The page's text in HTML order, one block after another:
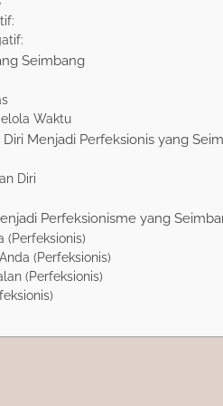
Seimbang
Waktu
Menjadi Perfeksionis yang
Diri
Perfeksionisme yang
(Perfeksionis)
(Perfeksionis)
(Perfeksionis)